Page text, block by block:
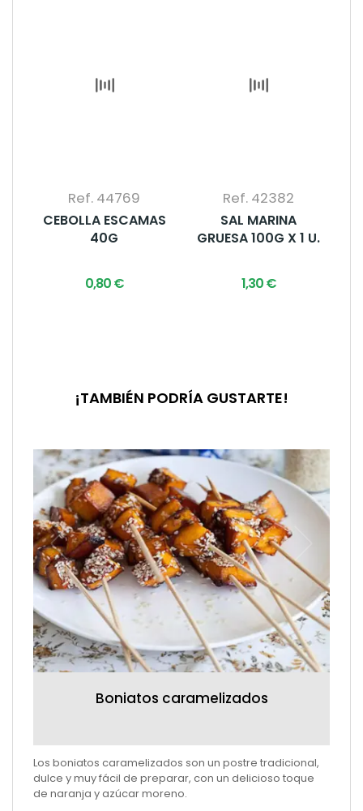
Ref. 44769
CEBOLLA ESCAMAS
40G
0,80 €
Ref. 42382
SAL MARINA
GRUESA 100G X 1 U.
1,30 €
¡TAMBIÉN PODRÍA GUSTARTE!
Boniatos caramelizados
Los boniatos caramelizados son un postre tradicional,
dulce y muy fácil de preparar, con un delicioso toque
de naranja y azúcar moreno.